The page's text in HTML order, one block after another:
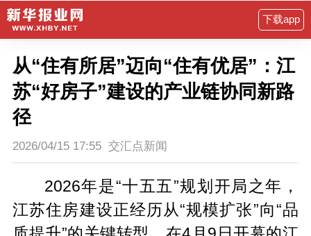
下载app
从“住有所居”迈向“住有优居”：江
苏“好房子”建设的产业链协同新路
径
2026/04/15 17:55 交汇点新闻
2026年是“十五五”规划开局之年，
江苏住房建设正经历从“规模扩张”向“品